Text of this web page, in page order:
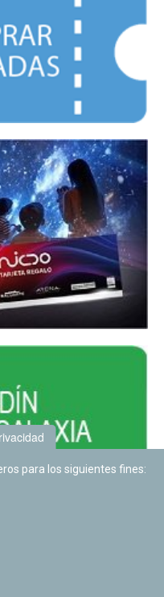
para los siguientes fines: